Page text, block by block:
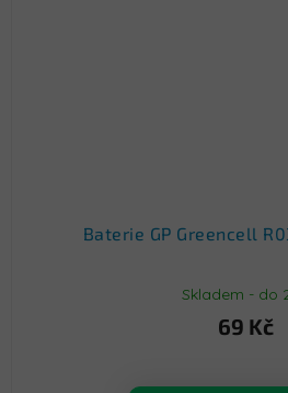
Baterie GP Greencell
Skladem - do
69 Kč